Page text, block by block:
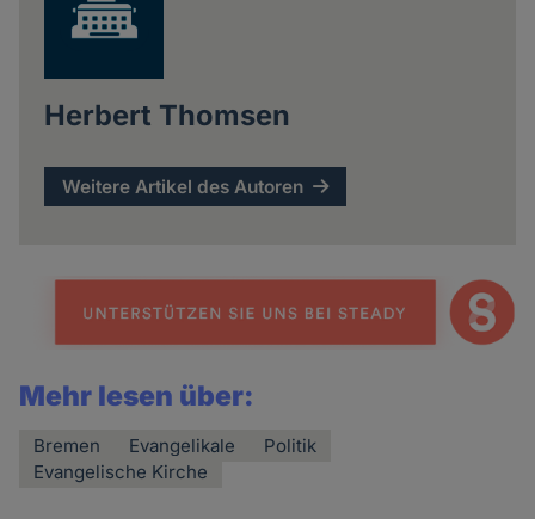
Herbert Thomsen
Weitere Artikel des Autoren
Mehr lesen über:
Bremen Evangelikale
Politik
Evangelische Kirche